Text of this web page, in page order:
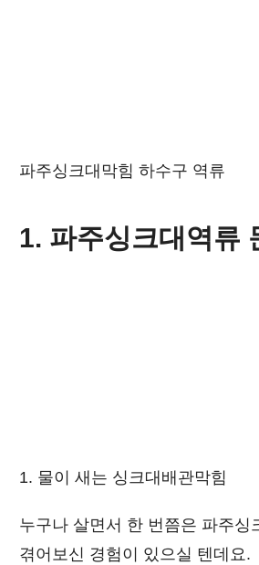
파주싱크대막힘 하수구 역류
1. 파주싱크대역류
1. 물이 새는 싱크대배관막힘
누구나 살면서 한 번쯤은 파주싱
겪어보신 경험이 있으실 텐데요.